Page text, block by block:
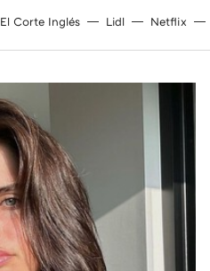
El Corte Inglés Lidl Netflix